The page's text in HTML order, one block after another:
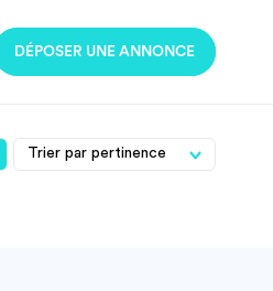
DÉPOSER UNE ANNONCE